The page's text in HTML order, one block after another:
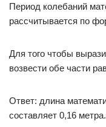
Период колебаний
рассчитывается по
Для того чтобы
возвести обе части
Ответ: длина
составляет 0,16 метра.